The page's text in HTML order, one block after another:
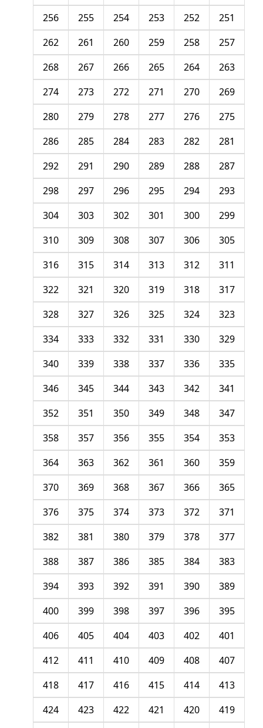
251
252
253
254
255
256
257
258
259
260
261
262
263
264
265
266
267
268
269
270
271
272
273
274
275
276
277
278
279
280
281
282
283
284
285
286
287
288
289
290
291
292
293
294
295
296
297
298
299
300
301
302
303
304
305
306
307
308
309
310
311
312
313
314
315
316
317
318
319
320
321
322
323
324
325
326
327
328
329
330
331
332
333
334
335
336
337
338
339
340
341
342
343
344
345
346
347
348
349
350
351
352
353
354
355
356
357
358
359
360
361
362
363
364
365
366
367
368
369
370
371
372
373
374
375
376
377
378
379
380
381
382
383
384
385
386
387
388
389
390
391
392
393
394
395
396
397
398
399
400
401
402
403
404
405
406
407
408
409
410
411
412
413
414
415
416
417
418
419
420
421
422
423
424